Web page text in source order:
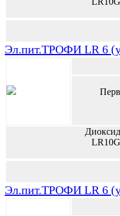
Эл.пит.ТРОФИ LR 6
Эл.пит.ТРОФИ LR 6